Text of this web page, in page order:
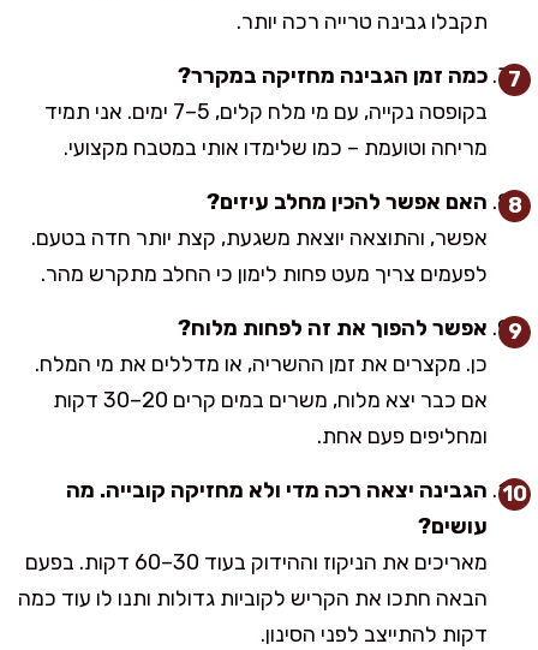
תקבלו גבינה טרייה רכה יותר.
כמה זמן הגבינה מחזיקה במקרר?
בקופסה נקייה, עם מי מלח קלים, 5–7 ימים. אני תמיד
מריחה וטועמת – כמו שלימדו אותי במטבח מקצועי.
האם אפשר להכין מחלב עיזים?
אפשר, והתוצאה יוצאת משגעת, קצת יותר חדה בטעם.
לפעמים צריך מעט פחות לימון כי החלב מתקרש מהר.
אפשר להפוך את זה לפחות מלוח?
כן. מקצרים את זמן ההשריה, או מדללים את מי המלח.
אם כבר יצא מלוח, משרים במים קרים 20–30 דקות
ומחליפים פעם אחת.
הגבינה יצאה רכה מדי ולא מחזיקה קובייה. מה
עושים?
מאריכים את הניקוז וההידוק בעוד 30–60 דקות. בפעם
הבאה חתכו את הקריש לקוביות גדולות ותנו לו עוד כמה
דקות להתייצב לפני הסינון.